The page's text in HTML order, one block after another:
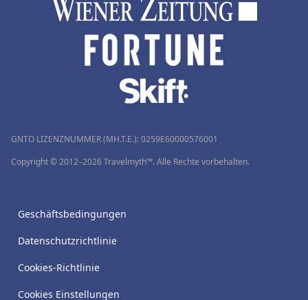
GNTO LIZENZNUMMER (MH.T.E.): 0259Ε60000576001
Copyright © 2012–2026 Travelmyth™. Alle Rechte vorbehalten.
Geschäftsbedingungen
Datenschutzrichtlinie
Cookies-Richtlinie
Cookies Einstellungen